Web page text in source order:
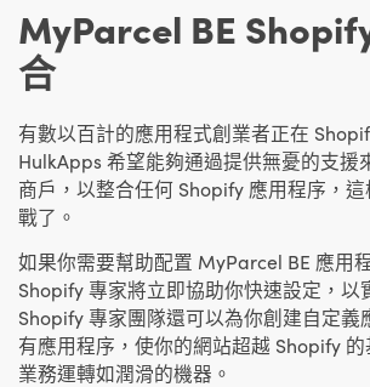
MyParcel BE
合
有數以百計的應用程式創業者正在
HulkApps 希望能夠通過提供無憂的支援
商戶，以整合任何 Shopify 應用程序，
戰了。
如果你需要幫助配置 MyParcel BE 應用
Shopify 專家將立即協助你快速設定，以
Shopify 專家團隊還可以為你創建自定義
有應用程序，使你的網站超越 Shopify
業務運轉如潤滑的機器。